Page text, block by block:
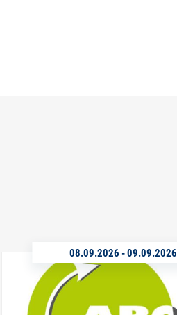
08.09.2026 -09.09.2026